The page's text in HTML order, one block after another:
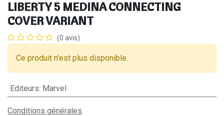
LIBERTY 5 MEDINA CONNECTING
COVER VARIANT
(0 avis)
Ce produit n'est plus disponible.
Editeurs: Marvel
Conditions générales